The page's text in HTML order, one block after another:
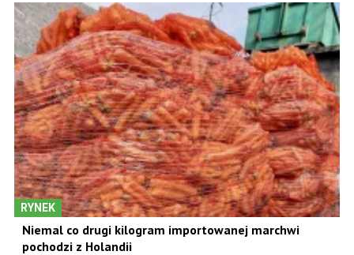
RYNEK
Niemal co drugi kilogram importowanej marchwi
pochodzi z Holandii